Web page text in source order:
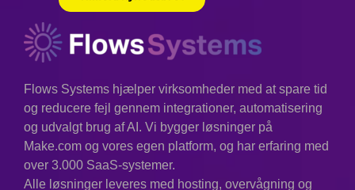
Flows Systems hjælper virksomheder med at spare tid
og reducere fejl gennem integrationer, automatisering
og udvalgt brug af AI. Vi bygger løsninger på
Make.com og vores egen platform, og har erfaring med
over 3.000 SaaS-systemer.
Alle løsninger leveres med hosting, overvågning og